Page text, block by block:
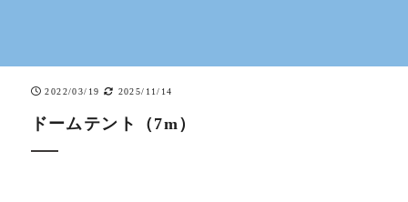
2022/03/19 2025/11/14
ドームテント（7m）